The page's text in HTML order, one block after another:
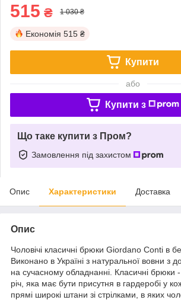
515 ₴ 1 030 ₴
Економія 515 ₴
Купити
або
Купити з
Що таке купити з Пром?
Замовлення під захистом
Опис Характеристики Доставка
Опис
Чоловічі класичні брюки Giordano Conti в
Виконано в Україні з натуральної вовни з
на сучасному обладнанні. Класичні брюки
річ, яка має бути присутня в гардеробі у
прямі широкі штани зі стрілками, в яких